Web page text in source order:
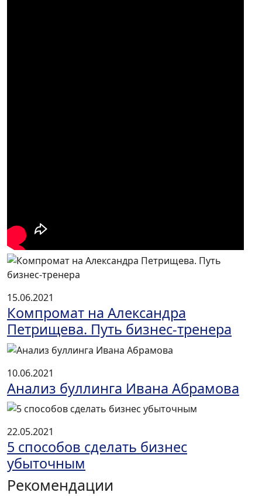
15.06.2021
Компромат на Александра
Петрищева. Путь бизнес-тренера
10.06.2021
Анализ буллинга Ивана Абрамова
22.05.2021
5 способов сделать бизнес
убыточным
Рекомендации